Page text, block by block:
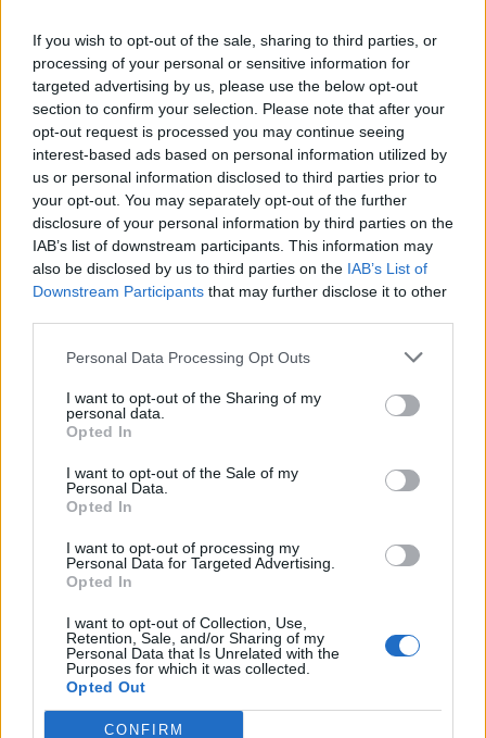
If you wish to opt-out of the sale, sharing to third parties, or
processing of your personal or sensitive information for
targeted advertising by us, please use the below opt-out
section to confirm your selection. Please note that after your
opt-out request is processed you may continue seeing
interest-based ads based on personal information utilized by
us or personal information disclosed to third parties prior to
your opt-out. You may separately opt-out of the further
disclosure of your personal information by third parties on the
IAB’s list of downstream participants. This information may
also be disclosed by us to third parties on the IAB’s List of
Downstream Participants that may further disclose it to other
Personal Data Processing Opt Outs
I want to opt-out of the Sharing of my
personal data.
Opted In
I want to opt-out of the Sale of my
Personal Data.
Opted In
I want to opt-out of processing my
Personal Data for Targeted Advertising.
Opted In
I want to opt-out of Collection, Use,
Retention, Sale, and/or Sharing of my
Personal Data that Is Unrelated with the
Purposes for which it was collected.
Opted Out
CONFIRM
ΡΟΗ ΕΙΔΗΣΕΩΝ
Π. Μαρινάκης: «Το δημογραφικό δεν μπορεί να
09/08/2026 - 14:34 ΠΟΛΙΤΙΚΗ
ημέρες - Σε επιφυλακή ο κρατικός μηχανισμός
09/08/2026 - 14:17
Εξαγωγές: Η Ελλάδα κερδίζει τους Ευρωπαίους
ανταγωνιστές – Άνοδος μεριδίων σε 9 από 11
κλάδους (Εθνική Τράπεζα)
09/08/2026 - 13:51 ΟΙΚΟΝΟΜΙΑ
Προς εκτύπωση το πολλαπλό βιβλίο - «Σύγχρονο
εκπαιδευτικό υλικό, τόσο σε έντυπη όσο και σε
ηλεκτρονική μορφή»